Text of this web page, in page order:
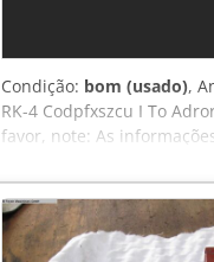
Condição: bom (usado),
RK-4 Codpfxszcu I To
favor, note: As
conhecimento e
fornecidas de boa fé,
condições contratuais.